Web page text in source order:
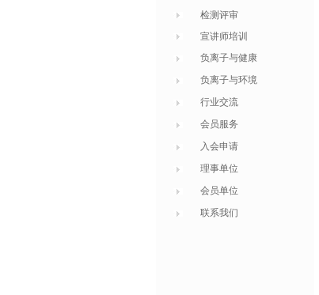
检测评审
宣讲师培训
负离子与健康
负离子与环境
行业交流
会员服务
入会申请
理事单位
会员单位
联系我们